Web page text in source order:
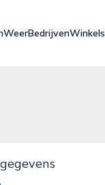
WeerBedrijvenWinkels